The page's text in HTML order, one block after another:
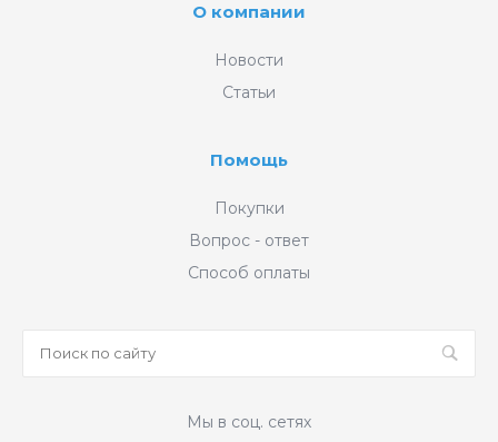
О компании
Новости
Статьи
Помощь
Покупки
Вопрос - ответ
Способ оплаты
Мы в соц. сетях